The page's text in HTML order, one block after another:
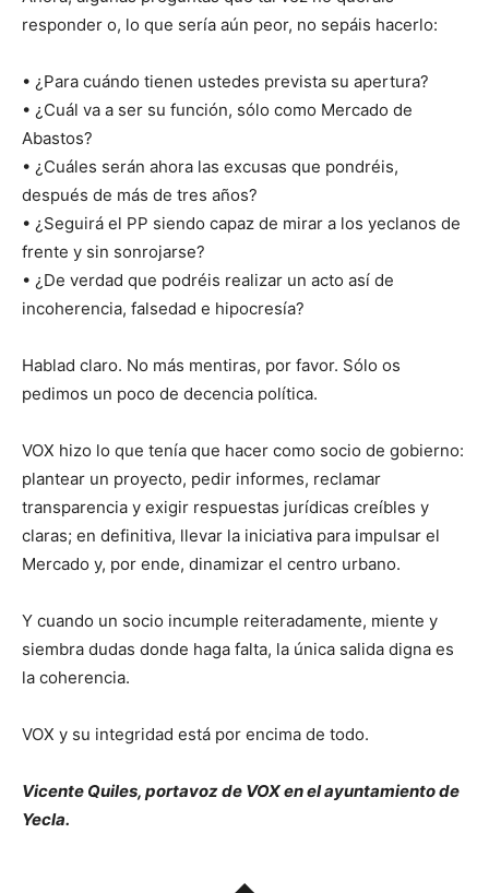
responder o, lo que sería aún peor, no sepáis hacerlo:
• ¿Para cuándo tienen ustedes prevista su apertura?
• ¿Cuál va a ser su función, sólo como Mercado de
Abastos?
• ¿Cuáles serán ahora las excusas que pondréis,
después de más de tres años?
• ¿Seguirá el PP siendo capaz de mirar a los yeclanos de
frente y sin sonrojarse?
• ¿De verdad que podréis realizar un acto así de
incoherencia, falsedad e hipocresía?
Hablad claro. No más mentiras, por favor. Sólo os
pedimos un poco de decencia política.
VOX hizo lo que tenía que hacer como socio de gobierno:
plantear un proyecto, pedir informes, reclamar
transparencia y exigir respuestas jurídicas creíbles y
claras; en definitiva, llevar la iniciativa para impulsar el
Mercado y, por ende, dinamizar el centro urbano.
Y cuando un socio incumple reiteradamente, miente y
siembra dudas donde haga falta, la única salida digna es
la coherencia.
VOX y su integridad está por encima de todo.
Vicente Quiles, portavoz de VOX en el ayuntamiento de
Yecla.